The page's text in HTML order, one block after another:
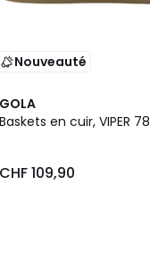
Nouveauté
GOLA
Baskets en cuir, VIPER 78
CHF 109,90